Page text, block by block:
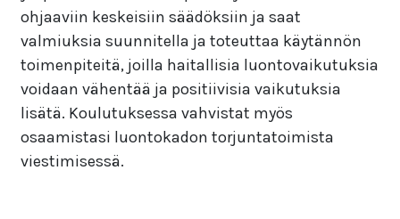
ohjaaviin keskeisiin säädöksiin ja saat
valmiuksia suunnitella ja toteuttaa käytännön
toimenpiteitä, joilla haitallisia luontovaikutuksia
voidaan vähentää ja positiivisia vaikutuksia
lisätä. Koulutuksessa vahvistat myös
osaamistasi luontokadon torjuntatoimista
viestimisessä.